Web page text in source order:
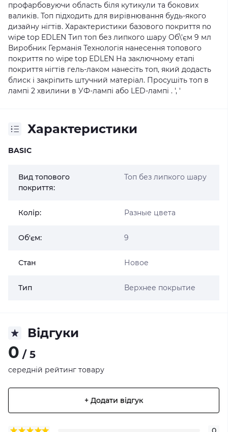
профарбовуючи область біля кутикули та бокових
валиків. Топ підходить для вирівнювання будь-якого
дизайну нігтів. Характеристики базового покриття no
wipe top EDLEN Тип топ без липкого шару Об\'єм 9 мл
Виробник Германія Технологія нанесення топового
покриття no wipe top EDLEN На заключному етапі
покриття нігтів гель-лаком нанесіть топ, який додасть
блиск і закріпить штучний матеріал. Просушіть топ в
лампі 2 хвилини в УФ-лампі або LED-лампі . ', '
Характеристики
BASIC
Вид топового
покриття:
Топ без липкого шару
Колір: Разные цвета
Об'єм: 9
Стан Новое
Тип Верхнее покрытие
Відгуки
0 / 5
середній рейтинг товару
+ Додати відгук